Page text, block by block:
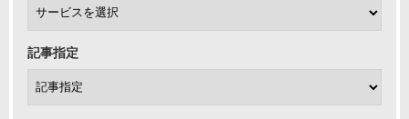
記事指定